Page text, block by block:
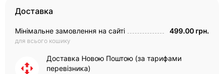
Доставка
Мінімальне замовлення на сайті
для всього кошику
499.00 грн.
Доставка Новою Поштою (за тарифами
перевізника)